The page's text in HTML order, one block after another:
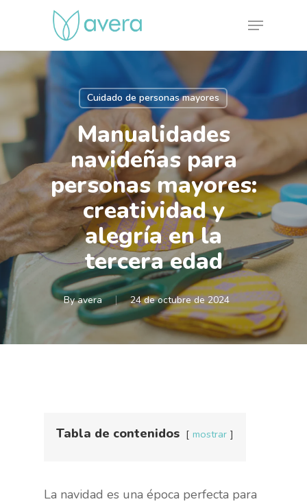
main
content
Menu
Cuidado de personas mayores
Manualidades
navideñas para
personas mayores:
creatividad y
alegría en la
tercera edad
By avera 24 de octubre de 2024
Tabla de contenidos mostrar
La navidad es una época perfecta para